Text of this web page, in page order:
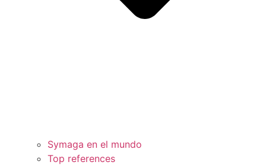
Symaga en el mundo
Top references